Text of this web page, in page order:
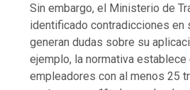
Sin embargo, el Ministerio de
identificado contradicciones en
generan dudas sobre su
ejemplo, la normativa establece
empleadores con al menos 25